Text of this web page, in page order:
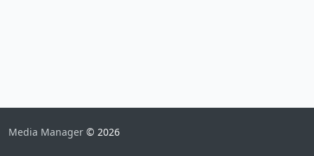
Media Manager © 2026